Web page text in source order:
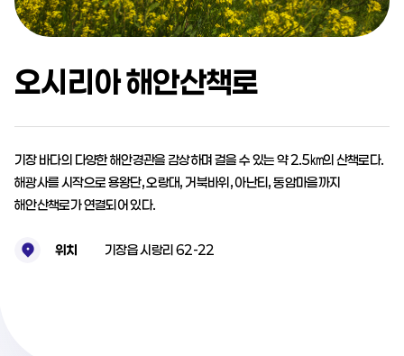
오시리아 해안산책로
기장 바다의 다양한 해안경관을 감상하며 걸을 수 있는 약 2.5㎞의 산책로다.
해광사를 시작으로 용왕단, 오랑대, 거북바위, 아난티, 동암마을까지
해안산책로가 연결되어 있다.
위치 기장읍 시랑리 62-22